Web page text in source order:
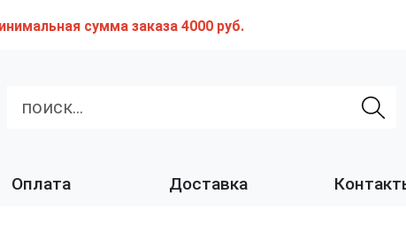
сумма заказа 4000 руб.
Оплата Доставка